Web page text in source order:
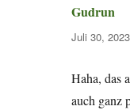
Gudrun
Juli 30,
Haha, das
auch ganz